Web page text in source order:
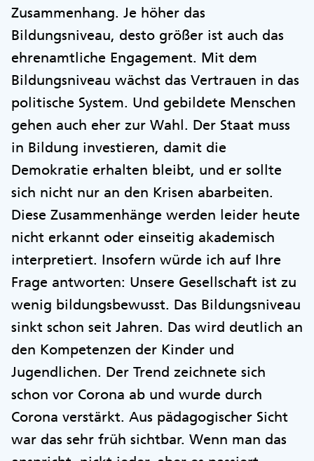
Zusammenhang. Je höher das
Bildungsniveau, desto größer ist auch das
ehrenamtliche Engagement. Mit dem
Bildungsniveau wächst das Vertrauen in das
politische System. Und gebildete Menschen
gehen auch eher zur Wahl. Der Staat muss
in Bildung investieren, damit die
Demokratie erhalten bleibt, und er sollte
sich nicht nur an den Krisen abarbeiten.
Diese Zusammenhänge werden leider heute
nicht erkannt oder einseitig akademisch
interpretiert. Insofern würde ich auf Ihre
Frage antworten: Unsere Gesellschaft ist zu
wenig bildungsbewusst. Das Bildungsniveau
sinkt schon seit Jahren. Das wird deutlich an
den Kompetenzen der Kinder und
Jugendlichen. Der Trend zeichnete sich
schon vor Corona ab und wurde durch
Corona verstärkt. Aus pädagogischer Sicht
war das sehr früh sichtbar. Wenn man das